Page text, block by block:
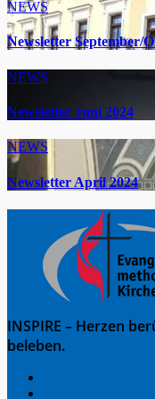
NEWS
Newsletter September/
NEWS
Newsletter Juni 2024
NEWS
Newsletter April 2024
INSPIRE – Herzen
beleben.